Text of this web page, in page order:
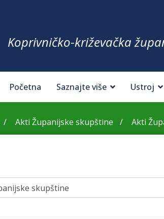
Koprivničko-križevačka
Početna Saznajte više Ustroj
Akti Županijske skupštine Akti